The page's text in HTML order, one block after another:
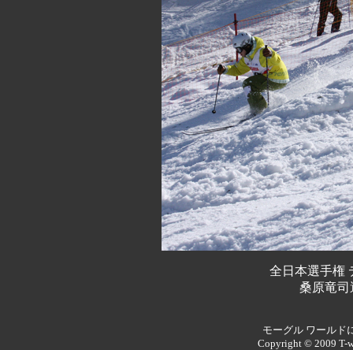
全日本選手権
桑原竜司
モーグル ワールド
Copyright © 2009 T-